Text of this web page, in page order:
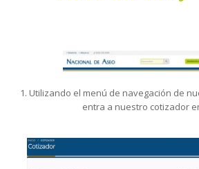
1. Utilizando el menú de navegación de
entra a nuestro cotizador